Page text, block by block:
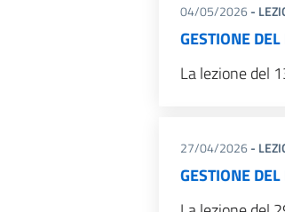
04/05/2026-
GESTIONE
La lezione del
27/04/2026-
GESTIONE